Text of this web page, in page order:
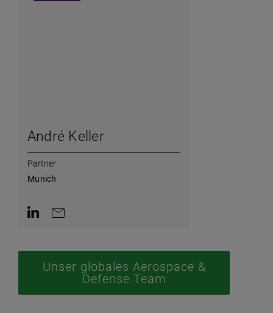
André Keller
Partner
Munich
Unser globales Aerospace &
Defense Team